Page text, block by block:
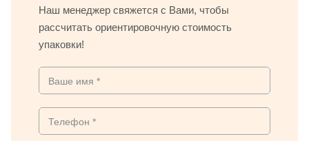
Наш менеджер свяжется с Вами, чтобы
рассчитать ориентировочную стоимость
упаковки!